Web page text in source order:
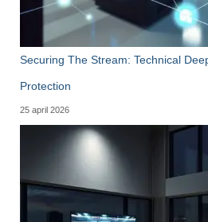
Securing The Stream: Technical
Protection
25 april 2026